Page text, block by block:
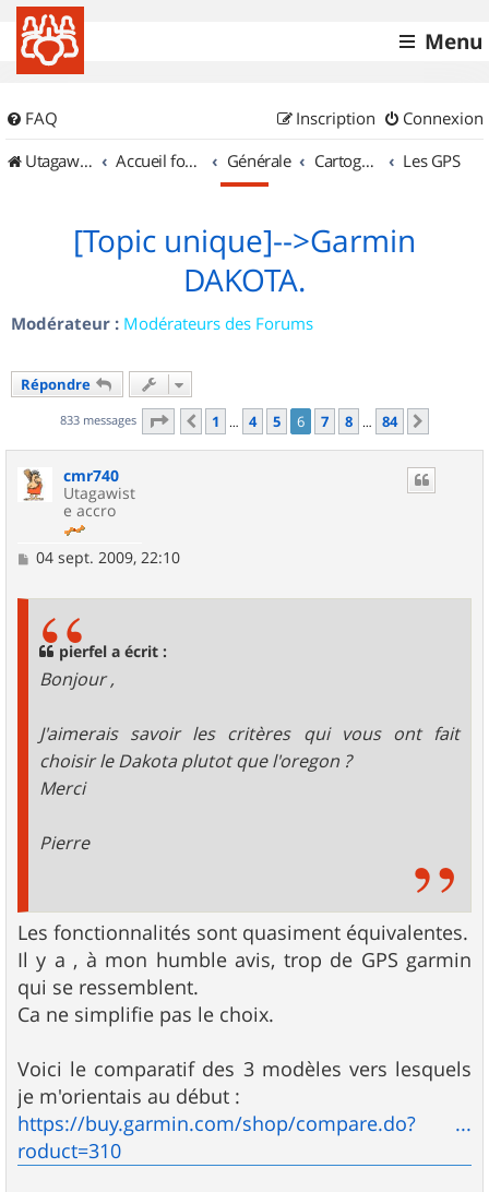
Menu
FAQ Connexion
Inscription
UtagawaVTT (Randos VTT et VTTAE avec traces GPS)
Accueil forum Générale Cartographie et GPS Les GPS
[Topic unique]-->Garmin
DAKOTA.
Modérateur : Modérateurs des Forums
Répondre
833 messages Page 6sur 84
Précédent
1 … 4 5 6 7 8 … 84
cmr740
Utagawist
e accro
M
04 sept. 2009, 22:10
pierfel a écrit :
Bonjour ,
J'aimerais savoir les critères qui vous ont fait
choisir le Dakota plutot que l'oregon ?
Merci
Pierre
Les fonctionnalités sont quasiment équivalentes.
Il y a , à mon humble avis, trop de GPS garmin
qui se ressemblent.
Ca ne simplifie pas le choix.
Voici le comparatif des 3 modèles vers lesquels
je m'orientais au début :
https://buy.garmin.com/shop/compare.do? ...
roduct=310